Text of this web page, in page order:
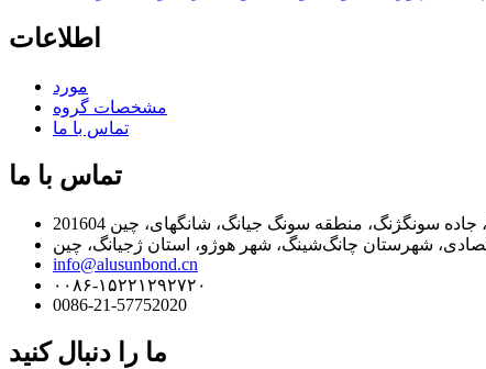
اطلاعات
مورد
مشخصات گروه
تماس با ما
تماس با ما
info@alusunbond.cn
۰۰۸۶-۱۵۲۲۱۲۹۲۷۲۰
0086-21-57752020
ما را دنبال کنید